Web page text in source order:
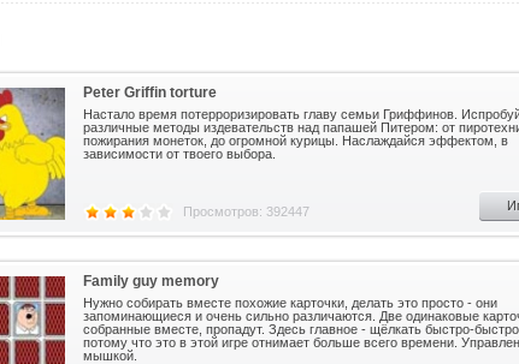
Peter Griffin torture
Настало время потерроризировать главу семьи Гриффинов.
различные методы издевательств над папашей Питером: от
пожирания монеток, до огромной курицы. Наслаждайся эффектом, в
зависимости от твоего выбора.
Просмотров: 392447
Family guy memory
Нужно собирать вместе похожие карточки, делать это просто - они
запоминающиеся и очень сильно различаются. Две одинаковые
собранные вместе, пропадут. Здесь главное - щёлкать быстро-
потому что это в этой игре отнимает больше всего времени.
мышкой.